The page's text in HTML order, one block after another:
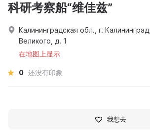
科研考察船“维佳兹”
Калининградская обл., г.
Великого, д. 1
在地图上显示
0 还没有印象
我想去